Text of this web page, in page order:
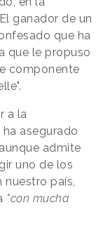
ganador de un
que ha
que le propuso
componente
a la
asegurado
admite
uno de los
país,
"con mucha